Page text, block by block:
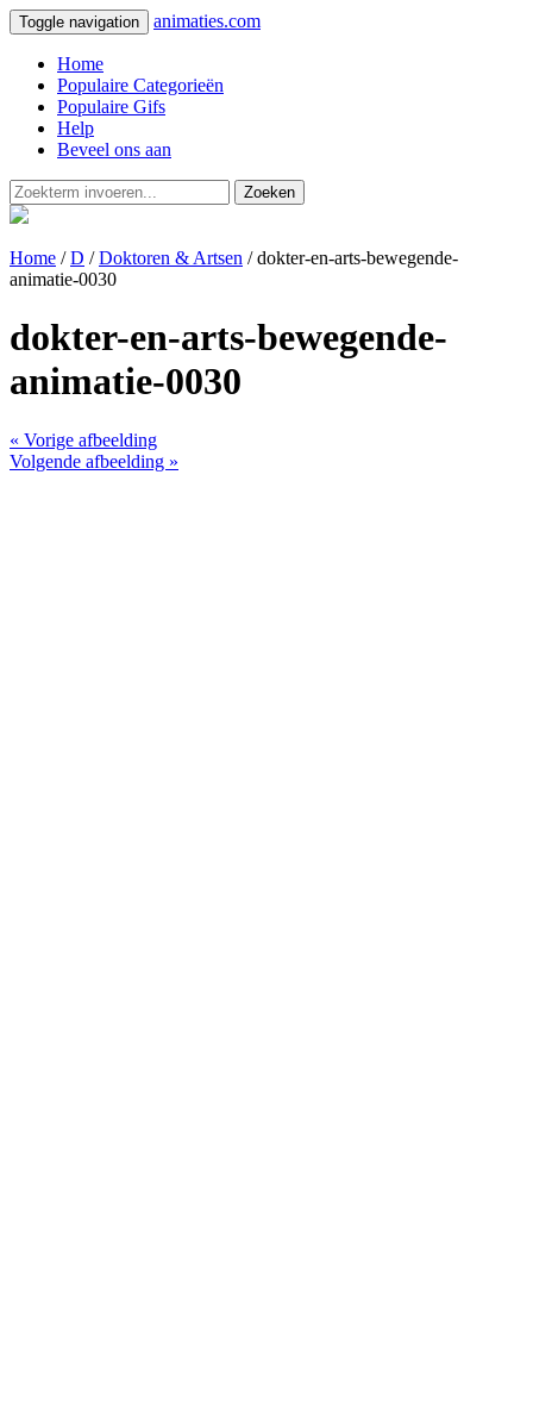
Toggle navigation animaties.com
Home
Populaire Categorieën
Populaire Gifs
Help
Beveel ons aan
Zoeken
Home /D /Doktoren & Artsen / dokter-en-arts-bewegende-
animatie-0030
dokter-en-arts-bewegende-
animatie-0030
« Vorige afbeelding
Volgende afbeelding »